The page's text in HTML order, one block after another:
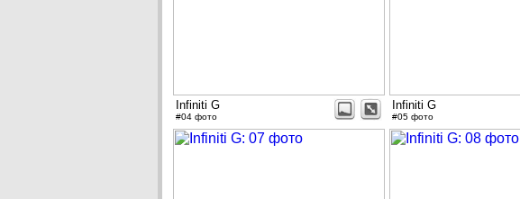
Infiniti G
#04 фото
Infiniti G
#05 фото